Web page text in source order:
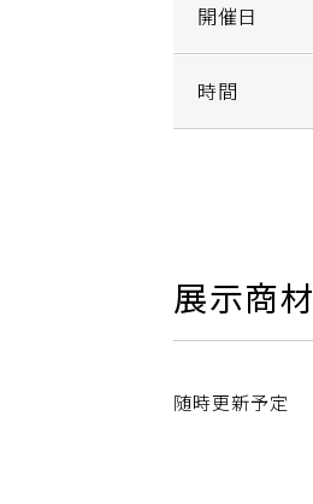
開催日
時間
展示商材
随時更新予定